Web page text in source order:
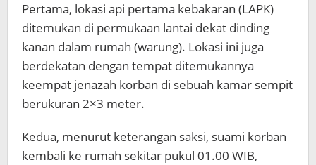
Pertama, lokasi api pertama kebakaran (LAPK)
ditemukan di permukaan lantai dekat dinding
kanan dalam rumah (warung). Lokasi ini juga
berdekatan dengan tempat ditemukannya
keempat jenazah korban di sebuah kamar sempit
berukuran 2×3 meter.
Kedua, menurut keterangan saksi, suami korban
kembali ke rumah sekitar pukul 01.00 WIB,